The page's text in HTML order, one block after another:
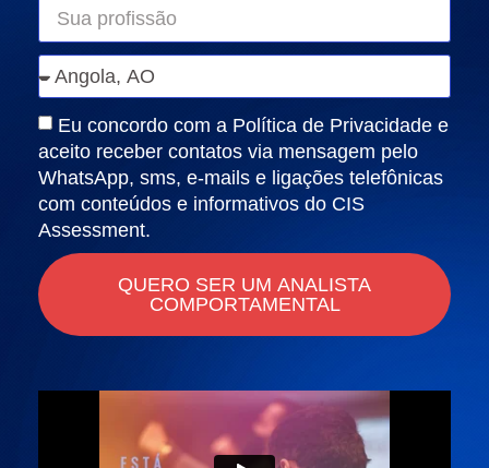
Eu concordo com a Política de Privacidade e
aceito receber contatos via mensagem pelo
WhatsApp, sms, e-mails e ligações telefônicas
com conteúdos e informativos do CIS
Assessment.
QUERO SER UM ANALISTA
COMPORTAMENTAL